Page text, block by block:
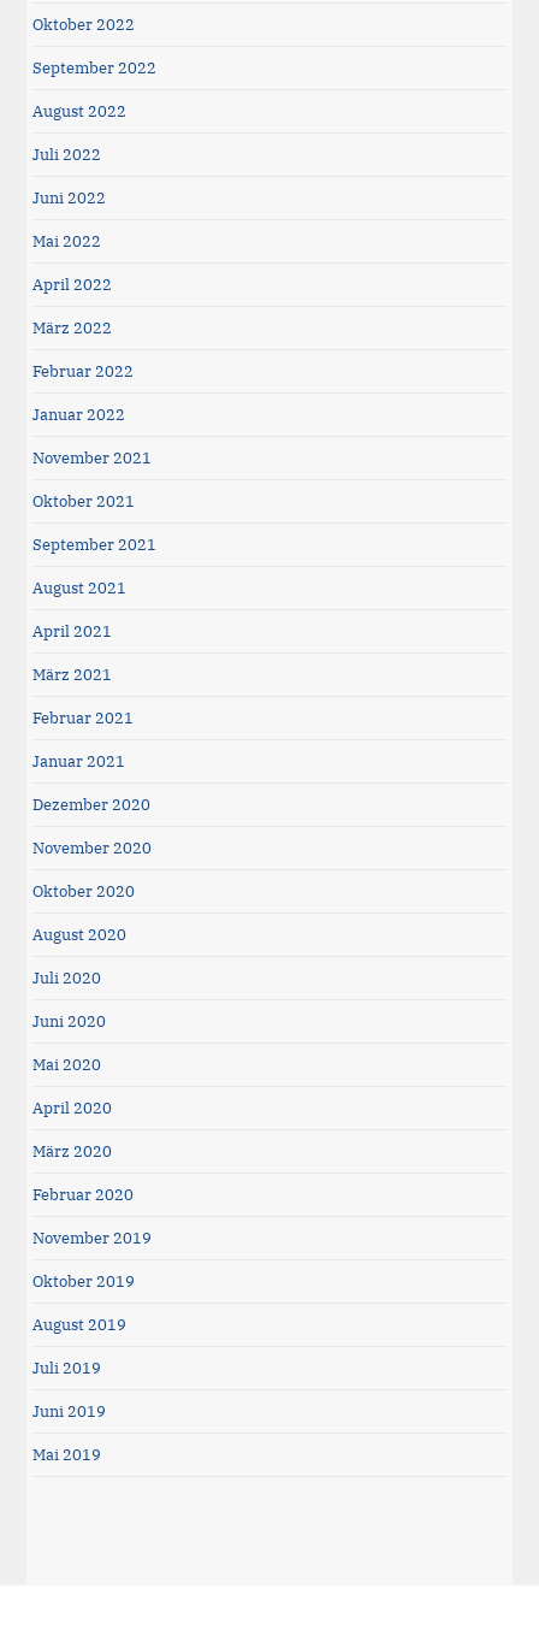
Oktober 2022
September 2022
August 2022
Juli 2022
Juni 2022
Mai 2022
April 2022
März 2022
Februar 2022
Januar 2022
November 2021
Oktober 2021
September 2021
August 2021
April 2021
März 2021
Februar 2021
Januar 2021
Dezember 2020
November 2020
Oktober 2020
August 2020
Juli 2020
Juni 2020
Mai 2020
April 2020
März 2020
Februar 2020
November 2019
Oktober 2019
August 2019
Juli 2019
Juni 2019
Mai 2019